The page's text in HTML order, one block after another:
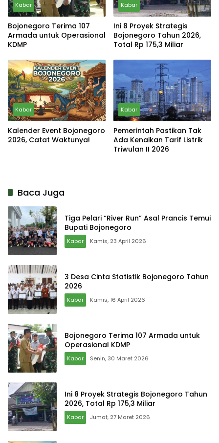
Kabar
Bojonegoro Terima 107
Armada untuk Operasional
KDMP
Kabar
Ini 8 Proyek Strategis
Bojonegoro Tahun 2026,
Total Rp 175,3 Miliar
Kabar
Kalender Event Bojonegoro
2026, Catat Waktunya!
Kabar
Pemerintah Pastikan Tak
Ada Kenaikan Tarif Listrik
Triwulan II 2026
Baca Juga
Tiga Pelari “River Run” Asal Prancis Temui
Bupati Bojonegoro
Kabar Kamis, 23 April 2026
3 Desa Cinta Statistik Bojonegoro Tahun
2026
Kabar Kamis, 16 April 2026
Bojonegoro Terima 107 Armada untuk
Operasional KDMP
Kabar Senin, 30 Maret 2026
Ini 8 Proyek Strategis Bojonegoro Tahun
2026, Total Rp 175,3 Miliar
Kabar Jumat, 27 Maret 2026